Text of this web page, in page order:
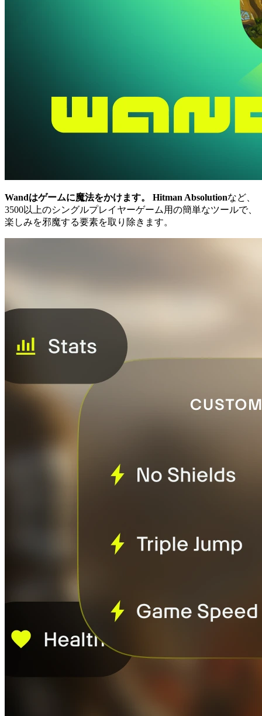
Wandはゲームに魔法をかけます。 Hitman Absolutionなど、
3500以上のシングルプレイヤーゲーム用の簡単なツールで、
楽しみを邪魔する要素を取り除きます。